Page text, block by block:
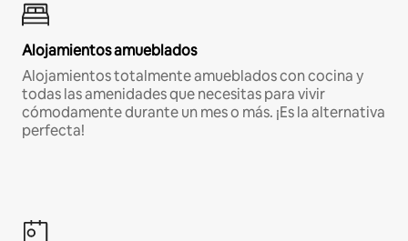
Alojamientos amueblados
Alojamientos totalmente amueblados con cocina y
todas las amenidades que necesitas para vivir
cómodamente durante un mes o más. ¡Es la alternativa
perfecta!